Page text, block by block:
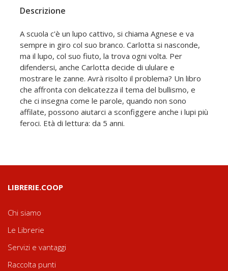
Descrizione
A scuola c'è un lupo cattivo, si chiama Agnese e va
sempre in giro col suo branco. Carlotta si nasconde,
ma il lupo, col suo fiuto, la trova ogni volta. Per
difendersi, anche Carlotta decide di ululare e
mostrare le zanne. Avrà risolto il problema? Un libro
che affronta con delicatezza il tema del bullismo, e
che ci insegna come le parole, quando non sono
affilate, possono aiutarci a sconfiggere anche i lupi più
feroci. Età di lettura: da 5 anni.
LIBRERIE.COOP
Chi siamo
Le Librerie
Servizi e vantaggi
Raccolta punti